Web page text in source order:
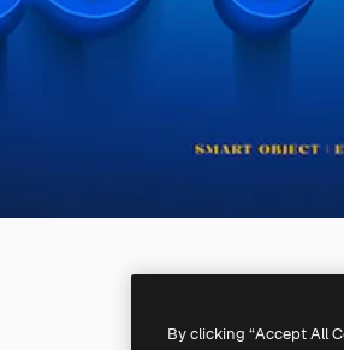
By clicking “Accept All